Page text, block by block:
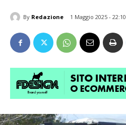
By Redazione 1 Maggio 2025 - 22:10